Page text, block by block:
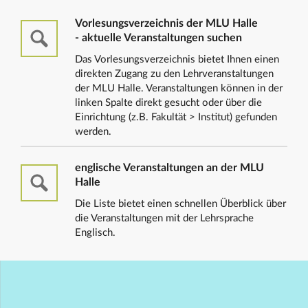
Vorlesungsverzeichnis der MLU Halle
- aktuelle Veranstaltungen suchen
Das Vorlesungsverzeichnis bietet Ihnen einen
direkten Zugang zu den Lehrveranstaltungen
der MLU Halle. Veranstaltungen können in der
linken Spalte direkt gesucht oder über die
Einrichtung (z.B. Fakultät > Institut) gefunden
werden.
englische Veranstaltungen an der MLU
Halle
Die Liste bietet einen schnellen Überblick über
die Veranstaltungen mit der Lehrsprache
Englisch.